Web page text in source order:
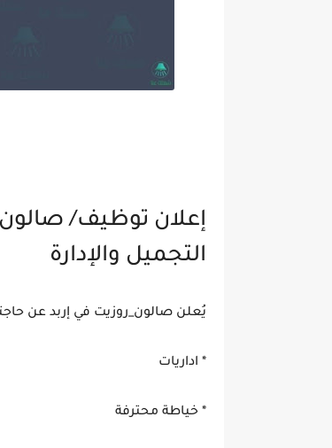
إعلان توظيف/
التجميل والإدارة
يُعلن صالون_روزيت في إربد عن
* اداريات
* خياطة محترفة